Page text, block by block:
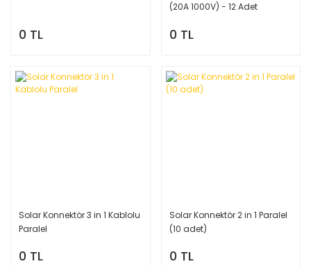
0 TL
(20A 1000V) - 12 Adet
0 TL
Solar Konnektör 3 in 1 Kablolu
Paralel
0 TL
Solar Konnektör 2 in 1 Paralel
(10 adet)
0 TL